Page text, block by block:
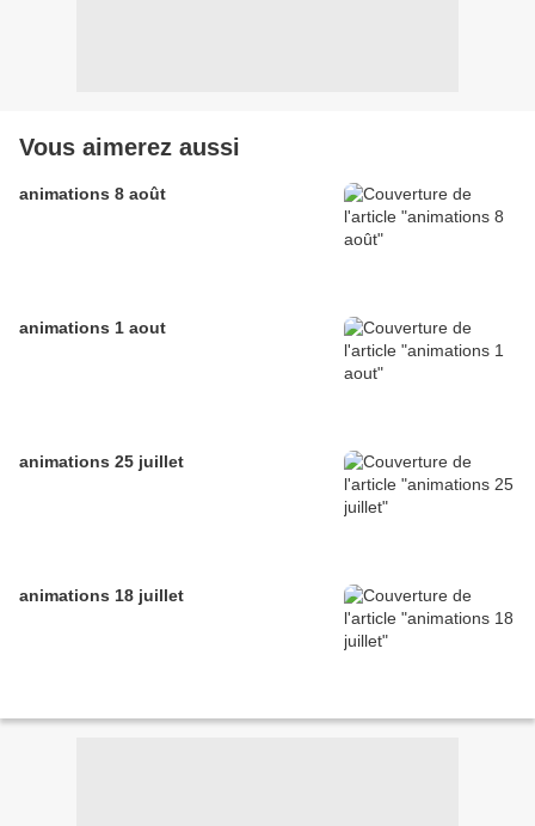
Vous aimerez aussi
animations 8 août
animations 1 aout
animations 25 juillet
animations 18 juillet